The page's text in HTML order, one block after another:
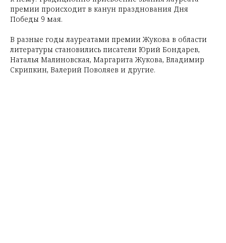
премии происходит в канун празднования Дня
Победы 9 мая.
В разные годы лауреатами премии Жукова в области
литературы становились писатели Юрий Бондарев,
Наталья Малиновская, Маргарита Жукова, Владимир
Скрипкин, Валерий Поволяев и другие.